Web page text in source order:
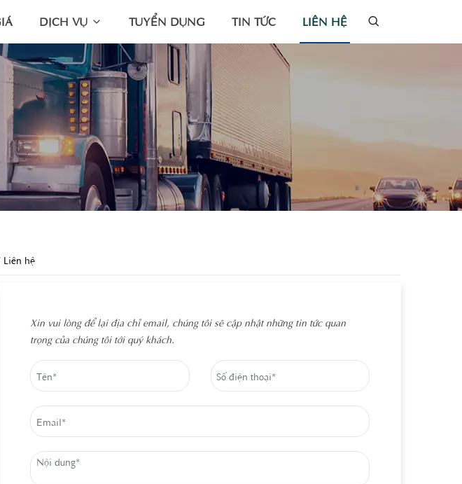
DỊCH VỤ TUYỂN DỤNG TIN TỨC LIÊN HỆ
Liên hệ
Xin vui lòng để lại địa chỉ email, chúng tôi sẽ cập nhật những tin tức quan
trọng của chúng tôi tới quý khách.